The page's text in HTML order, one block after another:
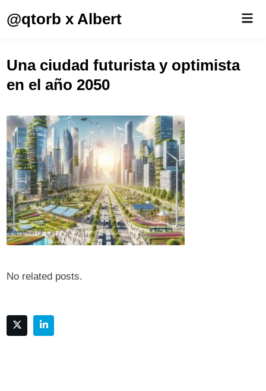
@qtorb x Albert
Una ciudad futurista y optimista
en el año 2050
No related posts.